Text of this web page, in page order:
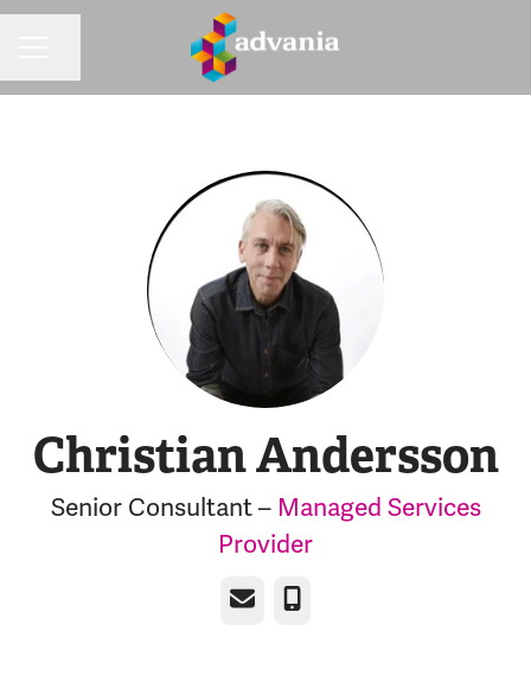
Christian Andersson
Senior Consultant – Managed Services
Provider
E-post Telefon